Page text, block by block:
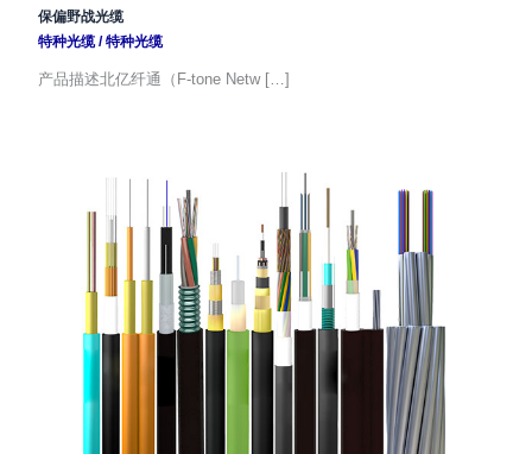
保偏野战光缆
特种光缆/特种光缆
产品描述北亿纤通（F-tone Netw […]